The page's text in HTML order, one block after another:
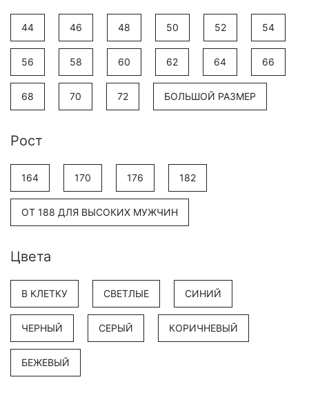
44 46 48 50 52 54
56 58 60 62 64 66
68 70 72 БОЛЬШОЙ РАЗМЕР
Рост
164 170 176 182
ОТ 188 ДЛЯ ВЫСОКИХ МУЖЧИН
Цвета
В КЛЕТКУ СВЕТЛЫЕ СИНИЙ
ЧЕРНЫЙ СЕРЫЙ КОРИЧНЕВЫЙ
БЕЖЕВЫЙ